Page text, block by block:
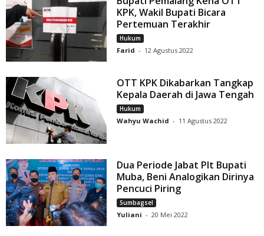
KPK, Wakil Bupati Bicara
Pertemuan Terakhir
Hukum
Farid - 12 Agustus 2022
OTT KPK Dikabarkan Tangkap
Kepala Daerah di Jawa Tengah
Hukum
Wahyu Wachid - 11 Agustus 2022
Dua Periode Jabat Plt Bupati
Muba, Beni Analogikan Dirinya
Pencuci Piring
Sumbagsel
Yuliani - 20 Mei 2022